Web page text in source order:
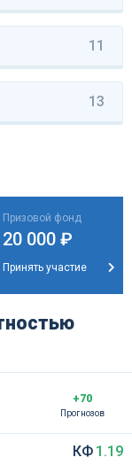
11
13
Призовой фонд
20 000 ₽
Принять участие
+70
Прогнозов
КФ 1.19